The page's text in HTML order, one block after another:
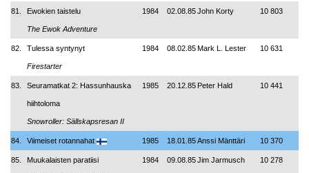
81. Ewokien taistelu
The Ewok Adventure
1984 02.08.85John Korty 10 803
82. Tulessa syntynyt
Firestarter
1984 08.02.85Mark L. Lester 10 631
83. Seuramatkat 2: Hassunhauska
hiihtoloma
Snowroller: Sällskapsresan II
1985 20.12.85 Peter Hald 10 441
84. Viimeiset rotannahat 1985 18.01.85Anssi Mänttäri 10 370
85. Muukalaisten paratiisi 1984 09.08.85Jim Jarmusch 10 278